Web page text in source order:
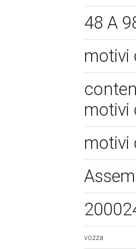
48 A
motivi
motivi
motivi
vozza